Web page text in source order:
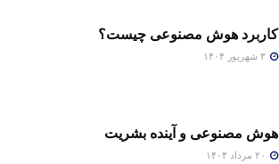
کاربرد هوش مصنوعی چیست؟
هوش مصنوعی و آینده بشریت